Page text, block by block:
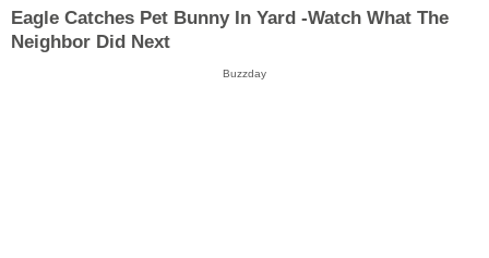
Eagle Catches Pet Bunny In Yard -Watch What The
Neighbor Did Next
Buzzday